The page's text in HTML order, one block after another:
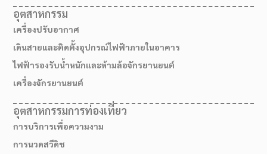
อุตสาหกรรม
เครื่องปรับอากาศ
เดินสายและติดตั้งอุปกรณ์ไฟฟ้าภายในอาคาร
ไฟฟ้ารองรับน้ำหนักและห้ามล้อจักรยานยนต์
เครื่องจักรยานยนต์
อุตสาหกรรมการท่องเที่ยว
การบริการเพื่อความงาม
การนวดสวีดิช